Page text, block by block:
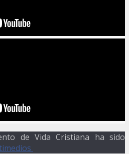
de Vida Cristiana ha sido